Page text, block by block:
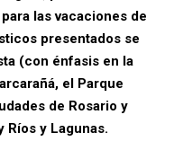
las vacaciones de
presentados se
(con énfasis en la
el Parque
de Rosario y
Ríos y Lagunas.